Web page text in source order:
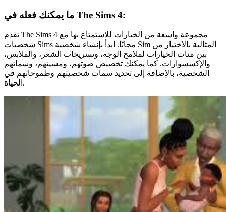
ما يمكنك فعله في The Sims 4:
تقدم The Sims 4 مجموعة واسعة من الخيارات للاستمتاع بها مع
شخصيات Sims مجانًا. ابدأ بإنشاء شخصية Sim المثالية بالاختيار من
بين مئات الخيارات لملامح الوجه، وتسريحات الشعر، والملابس،
والإكسسوارات. كما يمكنك تخصيص صوتهم، ومشيتهم، وسماتهم
الشخصية، بالإضافة إلى تحديد سمات شخصيتهم وطموحاتهم في
الحياة.